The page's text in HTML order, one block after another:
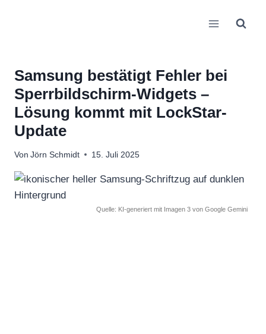
Samsung bestätigt Fehler bei
Sperrbildschirm-Widgets –
Lösung kommt mit LockStar-
Update
Von Jörn Schmidt 15. Juli 2025
Quelle: KI-generiert mit Imagen 3 von Google Gemini